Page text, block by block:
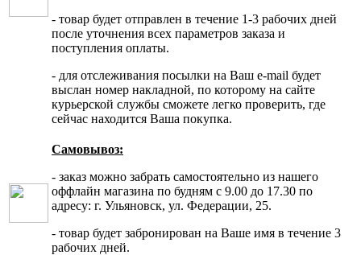
- товар будет отправлен в течение 1-3 рабочих дней
после уточнения всех параметров заказа и
поступления оплаты.
- для отслеживания посылки на Ваш e-mail будет
выслан номер накладной, по которому на сайте
курьерской службы сможете легко проверить, где
сейчас находится Ваша покупка.
Самовывоз:
- заказ можно забрать самостоятельно из нашего
оффлайн магазина по будням с 9.00 до 17.30 по
адресу: г. Ульяновск, ул. Федерации, 25.
- товар будет забронирован на Ваше имя в течение 3
рабочих дней.